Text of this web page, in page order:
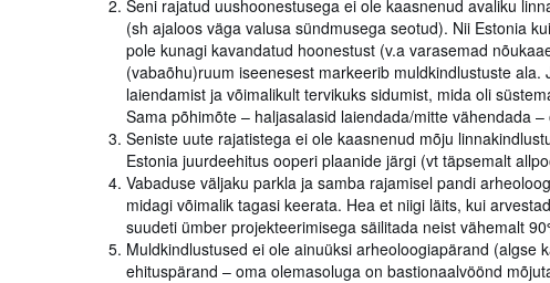
Seni rajatud uushoonestusega ei ole kaasnenud avaliku
(sh ajaloos väga valusa sündmusega seotud). Nii Estonia
pole kunagi kavandatud hoonestust (v.a varasemad
(vabaõhu)ruum iseenesest markeerib muldkindlustuste
laiendamist ja võimalikult tervikuks sidumist, mida oli
Sama põhimõte – haljasalasid laiendada/mitte vähendada
Seniste uute rajatistega ei ole kaasnenud mõju
Estonia juurdeehitus ooperi plaanide järgi (vt täpsemalt
Vabaduse väljaku parkla ja samba rajamisel pandi
midagi võimalik tagasi keerata. Hea et niigi läits, kui
suudeti ümber projekteerimisega säilitada neist vähemalt
Muldkindlustused ei ole ainuüksi arheoloogiapärand
ehituspärand – oma olemasoluga on bastionaalvöönd